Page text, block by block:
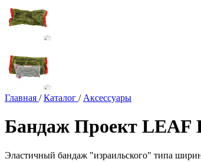
Главная / Каталог / Аксессуары
Бандаж Проект LEAF
Эластичный бандаж "израильского" типа